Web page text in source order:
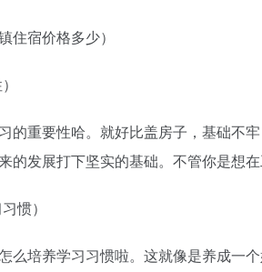
的重要性哈。就好比盖房子，基础不
的发展打下坚实的基础。不管你是想
惯）
么培养学习习惯啦。这就像是养成一